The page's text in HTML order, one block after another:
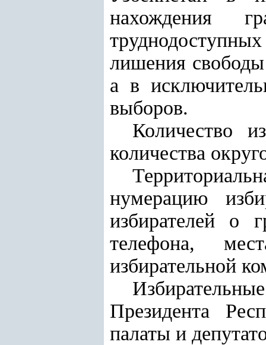
нахождения
лишения
а в
выборов.
Количество
количества
нумерацию
избирателей о
телефона,
избирательной
Президента
палаты и